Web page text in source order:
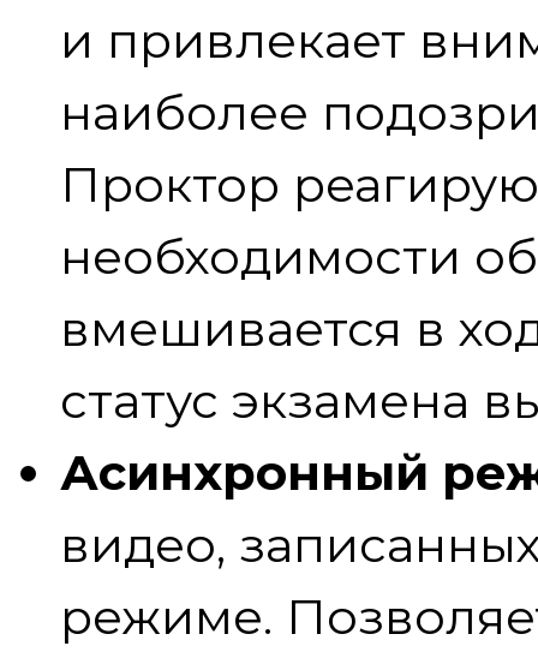
и привлекает
наиболее
Проктор
необходимости
вмешивается в
статус экзамена
Асинхронный
видео,
режиме.